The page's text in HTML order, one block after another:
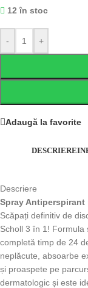
12 în stoc
- +
Adaugă la favorite
DESCRIERE
Descriere
Spray Antiperspirant
Scăpați definitiv de
Scholl 3 în 1! Formula
completă timp de 24
neplăcute, absoarbe
și proaspete pe
dermatologic și este